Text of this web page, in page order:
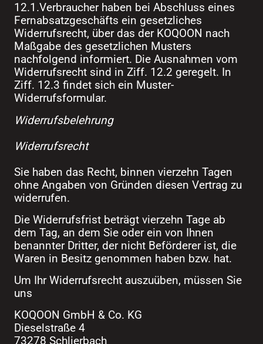
12.1.Verbraucher haben bei Abschluss eines
Fernabsatzgeschäfts ein gesetzliches
Widerrufsrecht, über das der KOQOON nach
Maßgabe des gesetzlichen Musters
nachfolgend informiert. Die Ausnahmen vom
Widerrufsrecht sind in Ziff. 12.2 geregelt. In
Ziff. 12.3 findet sich ein Muster-
Widerrufsformular.
Widerrufsbelehrung
Widerrufsrecht
Sie haben das Recht, binnen vierzehn Tagen
ohne Angaben von Gründen diesen Vertrag zu
widerrufen.
Die Widerrufsfrist beträgt vierzehn Tage ab
dem Tag, an dem Sie oder ein von Ihnen
benannter Dritter, der nicht Beförderer ist, die
Waren in Besitz genommen haben bzw. hat.
Um Ihr Widerrufsrecht auszuüben, müssen Sie
uns
KOQOON GmbH & Co. KG
Dieselstraße 4
73278 Schlierbach